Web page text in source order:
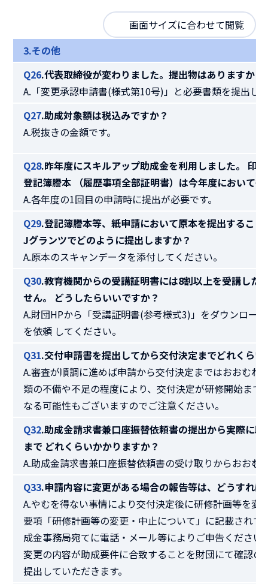
画面サイズに合わせて閲覧
3.その他
Q26.代表取締役が変わりました。提出物はありますか？
A.「変更承認申請書(様式第10号)」と必要書類を提出し
Q27.助成対象額は税込みですか？
A.税抜きの金額です。
Q28.昨年度にスキルアップ助成金を利用しました。 印
登記簿謄本 （履歴事項全部証明書）は今年度において
A.各年度の1回目の申請時に提出が必要です。
Q29.登記簿謄本等、紙申請において原本を提出するこ
Jグランツでどのように提出しますか？
A.原本のスキャンデータを添付してください。
Q30.教育機関からの受講証明書には8割以上を受講した
せん。 どうしたらいいですか？
A.財団HPから「受講証明書(参考様式3)」をダウンロー
を依頼 してください。
Q31.交付申請書を提出してから交付決定までどれくら
A.審査が順調に進めば申請から交付決定まではおおむね
類の不備や不足の程度により、交付決定が研修開始まで
なる可能性もございますのでご注意ください。
Q32.助成金請求書兼口座振替依頼書の提出から実際に
まで どれくらいかかりますか？
A.助成金請求書兼口座振替依頼書の受け取りからおおむ
Q33.申請内容に変更がある場合の報告等は、どうすれ
A.やむを得ない事情により交付決定後に研修計画等を変
要項「研修計画等の変更・中止について」に記載されて
成金事務局宛てに電話・メール等によりご申告ください
変更の内容が助成要件に合致することを財団にて確認の
提出していただきます。